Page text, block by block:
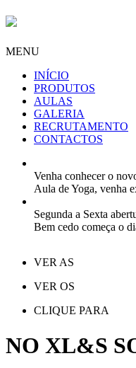
MENU
INÍCIO
PRODUTOS
AULAS
GALERIA
RECRUTAMENTO
CONTACTOS
Venha conhecer o
Aula de Yoga, venha
Segunda a Sexta
Bem cedo começa o
VER AS
VER OS
CLIQUE PARA
NO XL&S